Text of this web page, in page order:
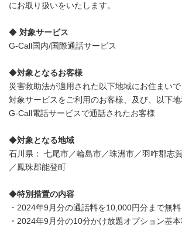
にお取り扱いをいたします。
◆ 対象サービス
G-Call国内/国際通話サービス
◆対象となるお客様
災害救助法が適用された以下地域にお住まいで
対象サービスをご利用のお客様、及び、以下
G-Call電話サービスで通話されたお客様
◆対象となる地域
石川県： 七尾市／輪島市／珠洲市／羽咋郡志
／鳳珠郡能登町
◆特別措置の内容
・2024年9月分の通話料を10,000円分まで無料
・2024年9月分の10分かけ放題オプション基